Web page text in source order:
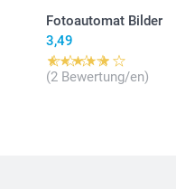
Fotoautomat Bilder
3,49
(2 Bewertung/en)